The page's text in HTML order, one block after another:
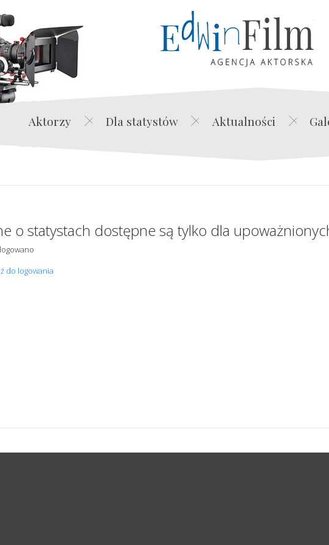
Aktorzy Dla statystów Aktualności
o statystach dostępne są tylko dla
do logowania